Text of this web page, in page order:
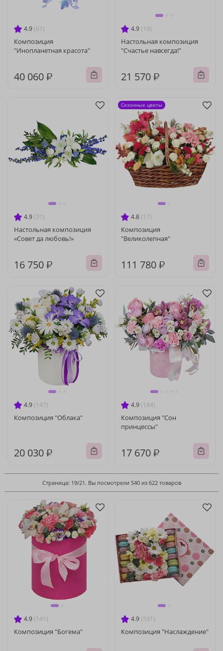
4.9 (61)
Композиция
"Инопланетная красота"
40 060 ₽
4.9 (19)
Настольная композиция
"Счастье навсегда!"
21 570 ₽
4.9 (31)
Настольная композиция
«Совет да любовь!»
16 750 ₽
4.8 (17)
Композиция
"Великолепная"
111 780 ₽
Сезонные цветы
4.9 (147)
Композиция "Облака"
20 030 ₽
4.9 (184)
Композиция "Сон
принцессы"
17 670 ₽
Страница: 19/21. Вы посмотрели 540 из 622 товаров
4.9 (141)
Композиция "Богема"
4.9 (501)
Композиция "Наслаждение"